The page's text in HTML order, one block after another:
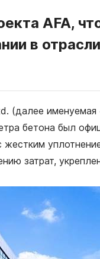
AFA,
в
(далее
бетона был
затрат,